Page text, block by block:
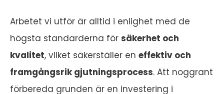
Arbetet vi utför är alltid i enlighet med de
högsta standarderna för säkerhet och
kvalitet, vilket säkerställer en effektiv och
framgångsrik gjutningsprocess. Att noggrant
förbereda grunden är en investering i